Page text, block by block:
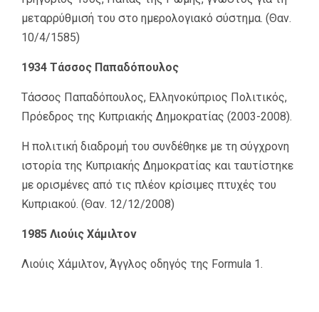
μεταρρύθμισή του στο ημερολογιακό σύστημα. (Θαν.
10/4/1585)
1934 Τάσσος Παπαδόπουλος
Τάσσος Παπαδόπουλος, Ελληνοκύπριος Πολιτικός,
Πρόεδρος της Κυπριακής Δημοκρατίας (2003-2008).
Η πολιτική διαδρομή του συνδέθηκε με τη σύγχρονη
ιστορία της Κυπριακής Δημοκρατίας και ταυτίστηκε
με ορισμένες από τις πλέον κρίσιμες πτυχές του
Κυπριακού. (Θαν. 12/12/2008)
1985 Λιούις Χάμιλτον
Λιούις Χάμιλτον, Άγγλος οδηγός της Formula 1.